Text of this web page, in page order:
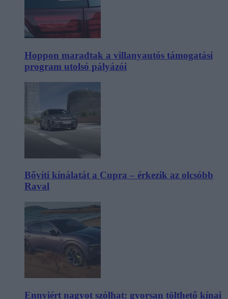
Hoppon maradtak a villanyautós támogatási
program utolsó pályázói
Bővíti kínálatát a Cupra – érkezik az olcsóbb
Raval
Ennyiért nagyot szólhat: gyorsan tölthető kínai